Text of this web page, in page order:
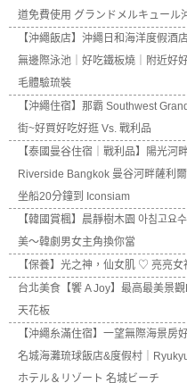
道免費使用 グランドメルキュール
【沖繩飯店】沖繩日和海洋度假酒
無邊際泳池｜好吃鐵板燒｜附近好
毛體驗琉裝
【沖繩住宿】那霸 Southwest
街~好買好吃好逛 Vs. 戰利品
【泰國曼谷住宿｜戰利品】陽光
Riverside Bangkok 曼谷河畔薩利
坐船20分鐘到 Iconsiam
【韓國賞楓】晨靜樹木園 아침고
美～韓劇男女主角換你當
【保養】光之神，仙女肌 ♡ 亮亮
台北美食【饗 A Joy】最高最美景
天花板
【沖繩糸滿住宿】一望無際海景房
名城海灘琉球飯店&度假村｜
ホテル＆リゾート 名城ビーチ